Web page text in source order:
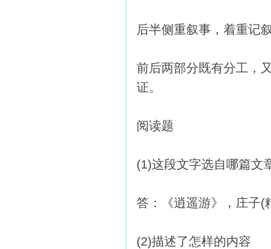
后半侧重叙事，着重记
前后两部分既有分工，
证。
阅读题
(1)这段文字选自哪篇文
答：《逍遥游》，庄子(
(2)描述了怎样的内容